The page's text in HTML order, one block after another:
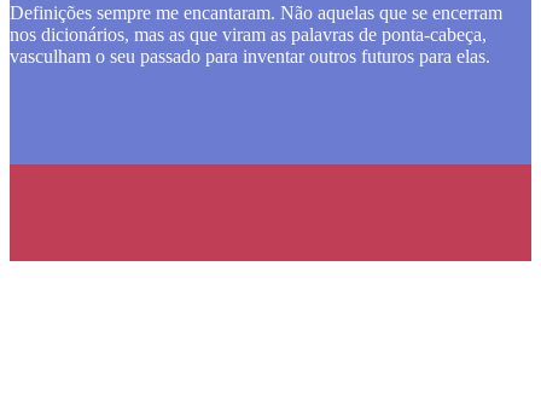
Definições sempre me encantaram. Não aquelas que se encerram
nos dicionários, mas as que viram as palavras de ponta-cabeça,
vasculham o seu passado para inventar outros futuros para elas.